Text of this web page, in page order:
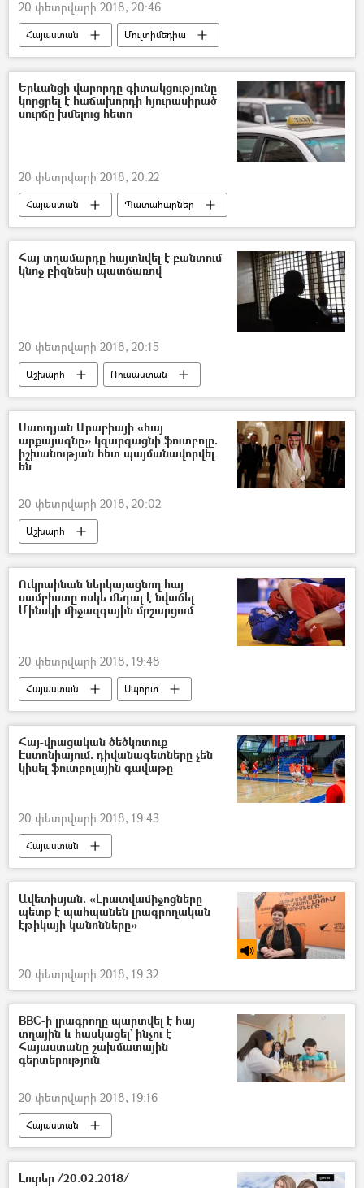
20 փետրվարի 2018, 20:46
Հայաստան
Մուլտիմեդիա
Աշխարհ
Սպորտ Լուսանկարներ
Երևանցի վարորդը գիտակցությունը
կորցրել է հաճախորդի հյուրասիրած
սուրճը խմելուց հետո
20 փետրվարի 2018, 20:22
Հայաստան Պատահարներ
Հայ տղամարդը հայտնվել է բանտում
կնոջ բիզնեսի պատճառով
20 փետրվարի 2018, 20:15
Աշխարհ Ռուսաստան
Սաուդյան Արաբիայի «հայ
արքայազնը» կզարգացնի ֆուտբոլը.
իշխանության հետ պայմանավորվել
են
20 փետրվարի 2018, 20:02
Աշխարհ
Ուկրաինան ներկայացնող հայ
սամբիստը ոսկե մեդալ է նվաճել
Մինսկի միջազգային մրշարցում
20 փետրվարի 2018, 19:48
Հայաստան Սպորտ
Հայ-վրացական ծեծկռտուք
Էստոնիայում. դիվանագետները չեն
կիսել ֆուտբոլային գավաթը
20 փետրվարի 2018, 19:43
Հայաստան
Հայաստան–Վրաստան համագործակցություն
Ավետիսյան. «Լրատվամիջոցները
պետք է պահպանեն լրագրողական
էթիկայի կանոնները»
20 փետրվարի 2018, 19:32
BBC-ի լրագրողը պարտվել է հայ
տղային և հասկացել` ինչու է
Հայաստանը շախմատային
գերտերություն
20 փետրվարի 2018, 19:16
Հայաստան
Լուրեր /20.02.2018/